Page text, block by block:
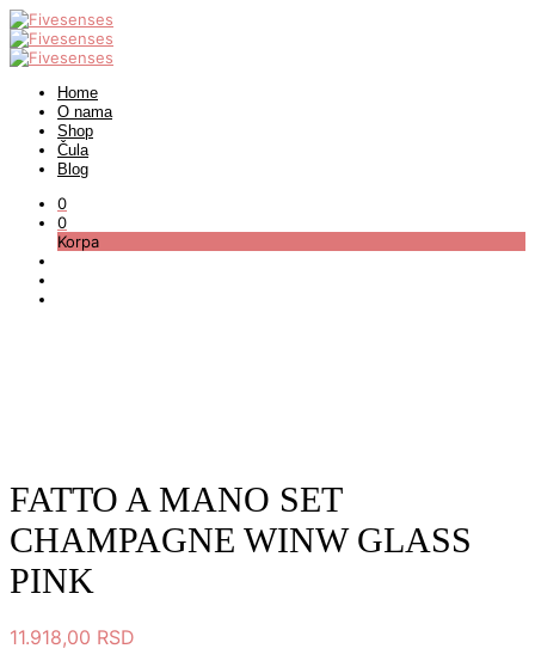
Home
O nama
Shop
Čula
Blog
0
0
Korpa
FATTO A MANO SET
CHAMPAGNE WINW GLASS
PINK
11.918,00 RSD